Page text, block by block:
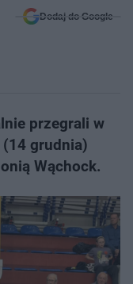
Dodaj do Google
przegrali w
grudnia)
Wąchock.